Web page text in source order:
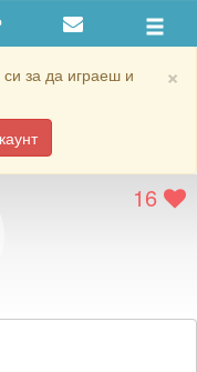
×
за да играеш и
16